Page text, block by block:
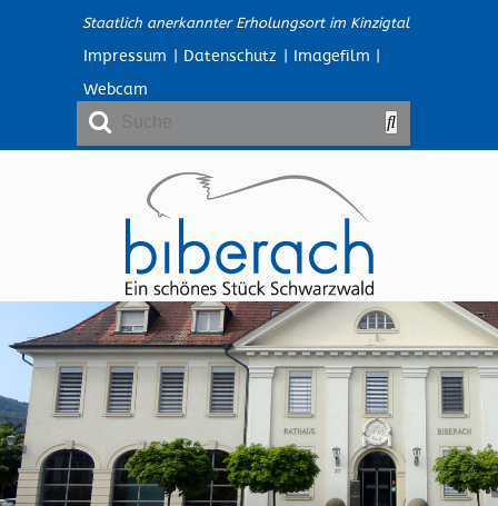
Staatlich anerkannter Erholungsort im Kinzigtal
Impressum | Datenschutz | Imagefilm |
Webcam